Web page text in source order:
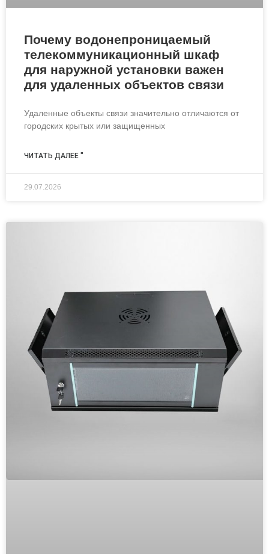
Почему водонепроницаемый
телекоммуникационный шкаф
для наружной установки важен
для удаленных объектов связи
Удаленные объекты связи значительно отличаются от
городских крытых или защищенных
ЧИТАТЬ ДАЛЕЕ "
29.07.2026